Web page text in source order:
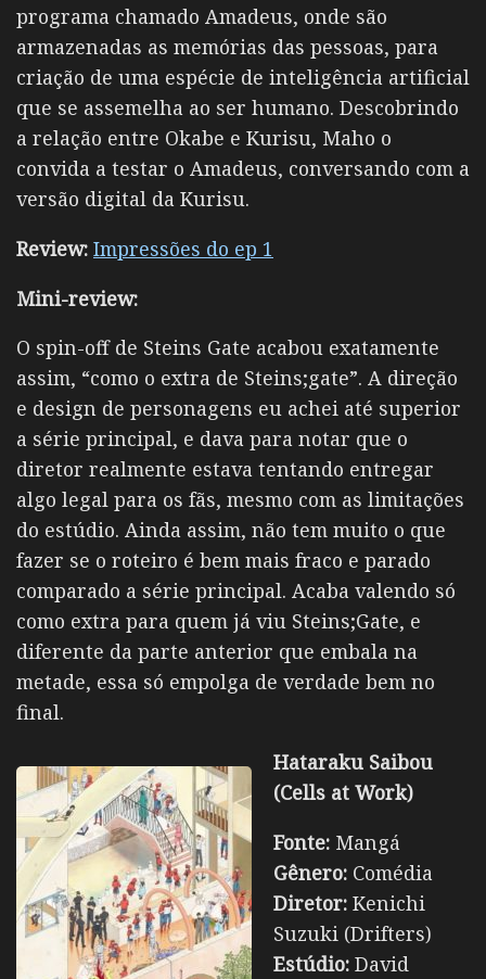
programa chamado Amadeus, onde são
armazenadas as memórias das pessoas, para
criação de uma espécie de inteligência artificial
que se assemelha ao ser humano. Descobrindo
a relação entre Okabe e Kurisu, Maho o
convida a testar o Amadeus, conversando com a
versão digital da Kurisu.
Review: Impressões do ep 1
Mini-review:
O spin-off de Steins Gate acabou exatamente
assim, “como o extra de Steins;gate”. A direção
e design de personagens eu achei até superior
a série principal, e dava para notar que o
diretor realmente estava tentando entregar
algo legal para os fãs, mesmo com as limitações
do estúdio. Ainda assim, não tem muito o que
fazer se o roteiro é bem mais fraco e parado
comparado a série principal. Acaba valendo só
como extra para quem já viu Steins;Gate, e
diferente da parte anterior que embala na
metade, essa só empolga de verdade bem no
final.
Hataraku Saibou
(Cells at Work)
Fonte: Mangá
Gênero: Comédia
Diretor: Kenichi
Suzuki (Drifters)
Estúdio: David